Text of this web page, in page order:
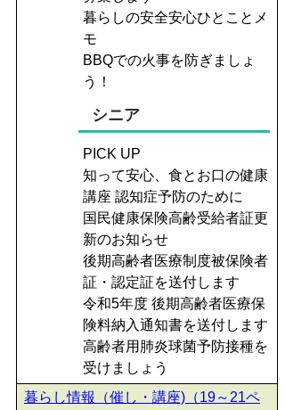
暮らしの安全安心ひとことメ
モ
BBQでの火事を防ぎましょ
う！
シニア
PICK UP
知って安心、食とお口の健康
講座 認知症予防のために
国民健康保険高齢受給者証更
新のお知らせ
後期高齢者医療制度被保険者
証・認定証を送付します
令和5年度 後期高齢者医療保
険料納入通知書を送付します
高齢者用肺炎球菌予防接種を
受けましょう
暮らし情報（催し・講座)（19～21ペ